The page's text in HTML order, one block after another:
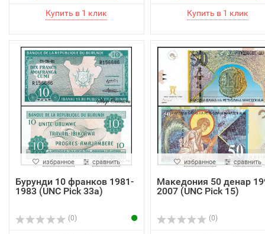
избранное сравнить
Бурунди 10 франков 1981-
1983 (UNC Pick 33a)
(0)
избранное сравнить
Македония 50 денар
2007 (UNC Pick 15)
(0)